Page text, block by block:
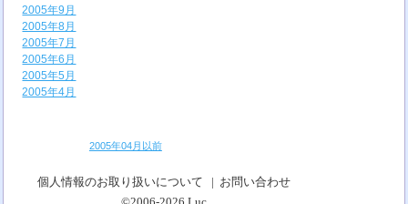
2005年9月
2005年8月
2005年7月
2005年6月
2005年5月
2005年4月
2005年04月以前
個人情報のお取り扱いについて
お問い合わせ